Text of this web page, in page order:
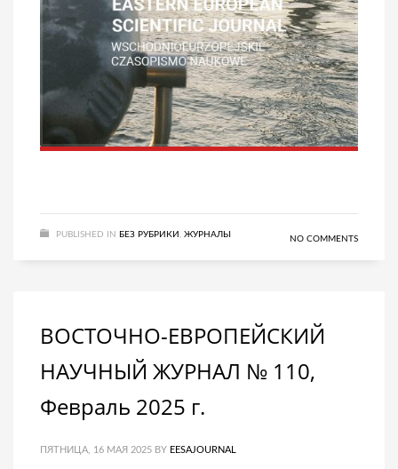
PUBLISHED IN БЕЗ РУБРИКИ , ЖУРНАЛЫ NO COMMENTS
ВОСТОЧНО-ЕВРОПЕЙСКИЙ
НАУЧНЫЙ ЖУРНАЛ № 110,
Февраль 2025 г.
ПЯТНИЦА, 16 МАЯ 2025 BY EESAJOURNAL